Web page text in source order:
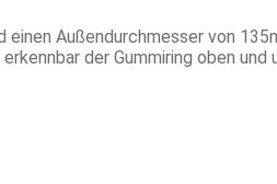
Außendurchmesser von
der Gummiring oben